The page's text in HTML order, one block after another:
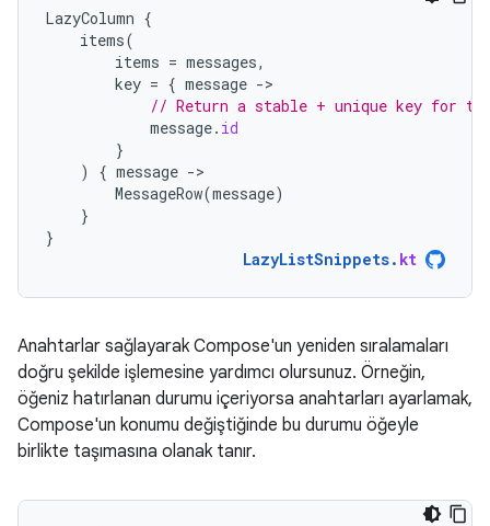
LazyColumn {
items(
items = messages,
key = { message -
// Return a stable + unique key for
message. id
}
)
{ message -
MessageRow(message)
}
}
LazyListSnippets. kt
Anahtarlar sağlayarak Compose'un yeniden sıralamaları
doğru şekilde işlemesine yardımcı olursunuz. Örneğin,
öğeniz hatırlanan durumu içeriyorsa anahtarları ayarlamak,
Compose'un konumu değiştiğinde bu durumu öğeyle
birlikte taşımasına olanak tanır.